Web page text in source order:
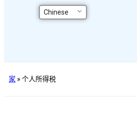
Chinese
家 » 个人所得税